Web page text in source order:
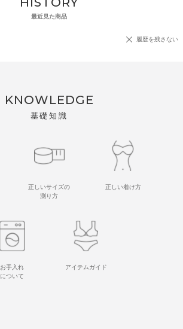
最近見た商品
履歴を残さない
KNOWLEDGE
基礎知識
正しいサイズの
測り方
正しい着け方
お手入れ
について
アイテムガイド